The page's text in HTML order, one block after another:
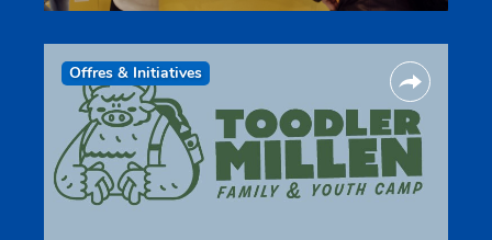
Offres & Initiatives